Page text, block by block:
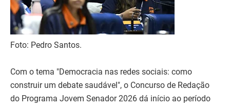
Foto: Pedro Santos.
Com o tema "Democracia nas redes sociais: como
construir um debate saudável", o Concurso de Redação
do Programa Jovem Senador 2026 dá início ao período